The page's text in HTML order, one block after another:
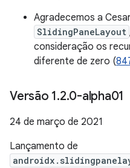
Agradecemos a
SlidingPaneLayout
consideração os
diferente de zero (
Versão 1.2.0-alpha01
24 de março de 2021
Lançamento de